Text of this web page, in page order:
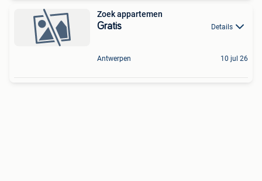
Zoek appartemen
Gratis Details
Antwerpen 10 jul 26